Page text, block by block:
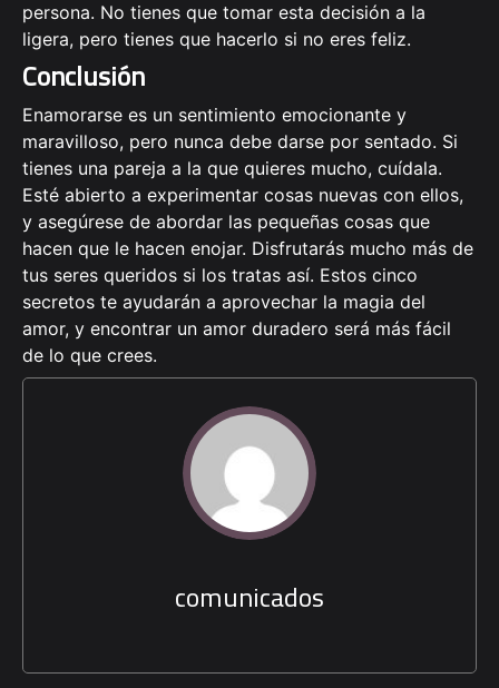
persona. No tienes que tomar esta decisión a la
ligera, pero tienes que hacerlo si no eres feliz.
Conclusión
Enamorarse es un sentimiento emocionante y
maravilloso, pero nunca debe darse por sentado. Si
tienes una pareja a la que quieres mucho, cuídala.
Esté abierto a experimentar cosas nuevas con ellos,
y asegúrese de abordar las pequeñas cosas que
hacen que le hacen enojar. Disfrutarás mucho más de
tus seres queridos si los tratas así. Estos cinco
secretos te ayudarán a aprovechar la magia del
amor, y encontrar un amor duradero será más fácil
de lo que crees.
comunicados